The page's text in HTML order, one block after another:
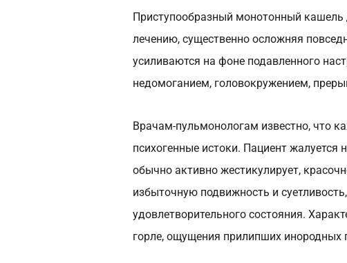
Приступообразный монотонный кашель
лечению, существенно осложняя
усиливаются на фоне подавленного
недомоганием, головокружением,
Врачам-пульмонологам известно, что
психогенные истоки. Пациент жалуется
обычно активно жестикулирует,
избыточную подвижность и
удовлетворительного состояния.
горле, ощущения прилипших инородных